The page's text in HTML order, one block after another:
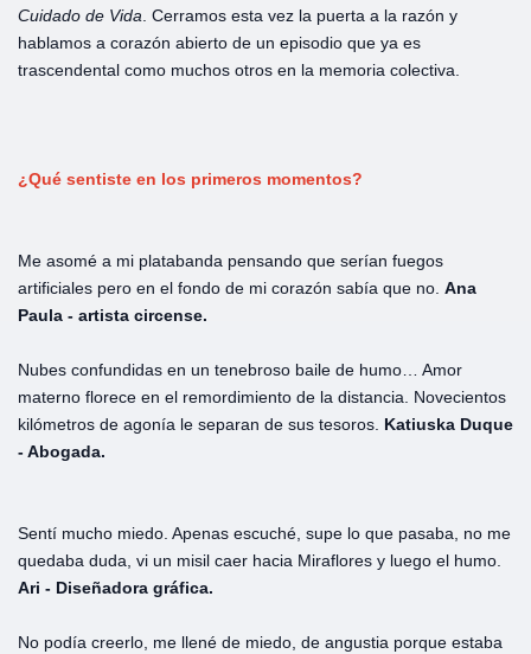
Cuidado de Vida . Cerramos esta vez la puerta a la razón y
hablamos a corazón abierto de un episodio que ya es
trascendental como muchos otros en la memoria colectiva.
¿Qué sentiste en los primeros momentos?
Me asomé a mi platabanda pensando que serían fuegos
artificiales pero en el fondo de mi corazón sabía que no. Ana
Paula - artista circense.
Nubes confundidas en un tenebroso baile de humo… Amor
materno florece en el remordimiento de la distancia. Novecientos
kilómetros de agonía le separan de sus tesoros. Katiuska Duque
- Abogada.
Sentí mucho miedo. Apenas escuché, supe lo que pasaba, no me
quedaba duda, vi un misil caer hacia Miraflores y luego el humo.
Ari - Diseñadora gráfica.
No podía creerlo, me llené de miedo, de angustia porque estaba